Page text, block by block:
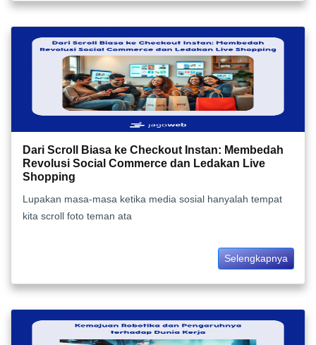
Dari Scroll Biasa ke Checkout Instan: Membedah
Revolusi Social Commerce dan Ledakan Live
Shopping
Lupakan masa-masa ketika media sosial hanyalah tempat
kita scroll foto teman ata
Selengkapnya